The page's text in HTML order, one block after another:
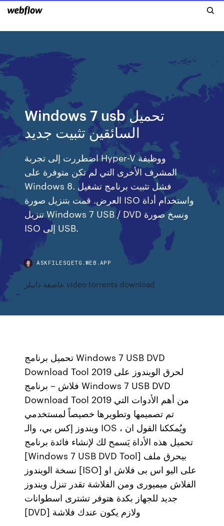
Windows 7 usb تحميل
السائقين تثبيت جديد
اضطررت إلى تجربة Hyper-V ووظيفة
المشرف الأخرى التي لم تكن متوفرة على
Windows 8. فشل تثبيت برنامج تشغيل
العرض. قمت بتنزيل صورة ISO واستخدام أداة
تنزيل Windows 7 USB / DVD ونسخ صورة
ISO إلى USB.
ASKFILESQETG.WEB.APP
عاصفة دانيلز video torrents download
تحميل برنامج Windows 7 USB DVD
Download Tool 2019 لحرق الويندوز على
فلاش – برنامج Windows 7 USB DVD
Download Tool 2019 من أهم الأدوات التي
تم تصميمها وتطويرها خصيصاً لمستخدمي
ويندوز إكس بي، والـ IOS ، ويُمككنا القول ان
تحميل هذه الأداة يَسمح لك لإنشاء فائدة برنامج
[Windows 7 USB DVD Tool] بيحرق ملف
نسخة الويندوز [ISO] على اليو اس بى فلاش او
الفلاش ميميورى ومن الفلاشة تقدر تنزل ويندوز
جديد للجهاز بكدة هتوفر تشترى اسطوانات
[DVD] ولازم يكون عندك فلاشة